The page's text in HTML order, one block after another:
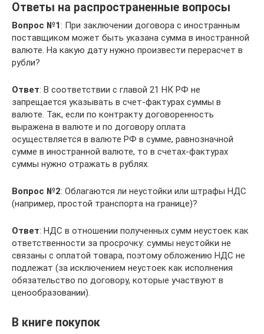
Ответы на распространенные вопросы
Вопрос №1: При заключении договора с иностранным
поставщиком может быть указана сумма в иностранной
валюте. На какую дату нужно произвести перерасчет в
рубли?
Ответ: В соответствии с главой 21 НК РФ не
запрещается указывать в счет-фактурах суммы в
валюте. Так, если по контракту договоренность
выражена в валюте и по договору оплата
осуществляется в валюте РФ в сумме, равнозначной
сумме в иностранной валюте, то в счетах-фактурах
суммы нужно отражать в рублях.
Вопрос №2: Облагаются ли неустойки или штрафы НДС
(например, простой транспорта на границе)?
Ответ: НДС в отношении полученных сумм неустоек как
ответственности за просрочку: суммы неустойки не
связаны с оплатой товара, поэтому обложению НДС не
подлежат (за исключением неустоек как исполнения
обязательство по договору, которые участвуют в
ценообразовании).
В книге покупок